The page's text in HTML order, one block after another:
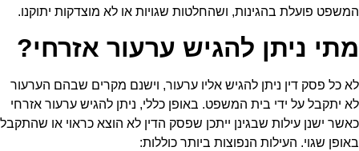
המשפט פועלת בהגינות, ושהחלטות שגויות או לא מוצדקות יתוקנו.
מתי ניתן להגיש ערעור אזרחי?
לא כל פסק דין ניתן להגיש אליו ערעור, וישנם מקרים שבהם הערעור
לא יתקבל על ידי בית המשפט. באופן כללי, ניתן להגיש ערעור אזרחי
כאשר ישנן עילות שבגינן ייתכן שפסק הדין לא הוצא כראוי או שהתקבל
באופן שגוי. העילות הנפוצות ביותר כוללות: